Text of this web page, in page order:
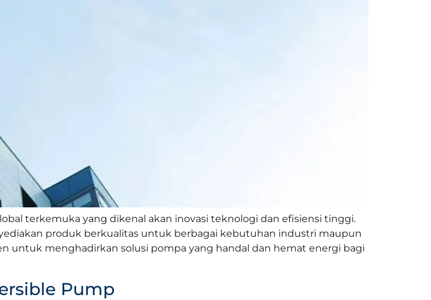
terkemuka yang dikenal akan inovasi teknologi dan efisiensi tinggi.
produk berkualitas untuk berbagai kebutuhan industri maupun
menghadirkan solusi pompa yang handal dan hemat energi bagi
Pump